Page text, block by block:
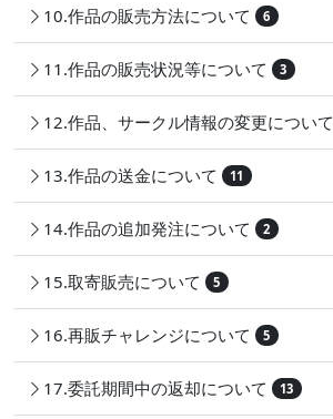
10.作品の販売方法について 6
11.作品の販売状況等について 3
12.作品、サークル情報の変更について
13.作品の送金について 11
14.作品の追加発注について 2
15.取寄販売について 5
16.再販チャレンジについて 5
17.委託期間中の返却について 13